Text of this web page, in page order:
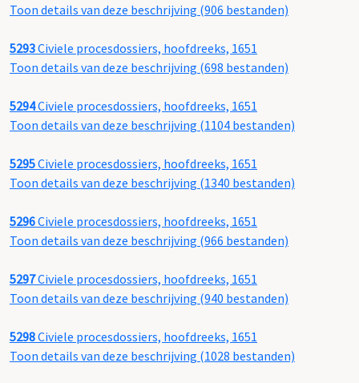
Toon details van deze beschrijving (906 bestanden)
5293Civiele procesdossiers, hoofdreeks, 1651
Toon details van deze beschrijving (698 bestanden)
5294Civiele procesdossiers, hoofdreeks, 1651
Toon details van deze beschrijving (1104 bestanden)
5295Civiele procesdossiers, hoofdreeks, 1651
Toon details van deze beschrijving (1340 bestanden)
5296Civiele procesdossiers, hoofdreeks, 1651
Toon details van deze beschrijving (966 bestanden)
5297Civiele procesdossiers, hoofdreeks, 1651
Toon details van deze beschrijving (940 bestanden)
5298Civiele procesdossiers, hoofdreeks, 1651
Toon details van deze beschrijving (1028 bestanden)